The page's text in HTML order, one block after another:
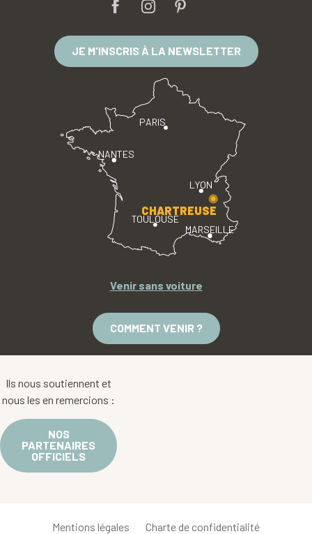
JE M'INSCRIS À LA NEWSLETTER
PARIS
LYON
TOULOUSE
MARSEILLE
NANTES
CHARTREUSE
Venir sans voiture
COMMENT VENIR ?
Ils nous soutiennent et
nous les en remercions :
NOS
PARTENAIRES
OFFICIELS
Mentions légales Charte de confidentialité